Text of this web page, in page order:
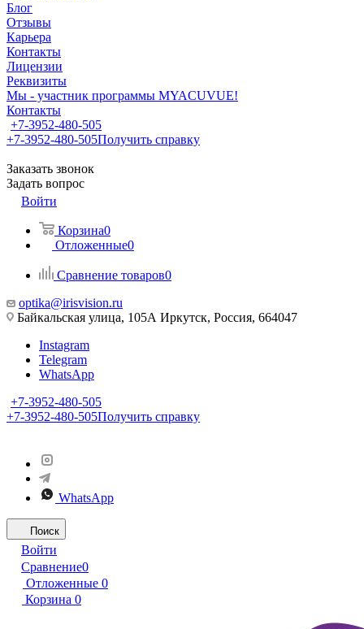
Блог
Отзывы
Карьера
Контакты
Лицензии
Реквизиты
Мы - участник программы MYACUVUE!
Контакты
+7-3952-480-505
+7-3952-480-505Получить справку
Заказать звонок
Задать вопрос
Войти
Корзина0
Отложенные0
Сравнение товаров0
optika@irisvision.ru
Байкальская улица, 105А Иркутск, Россия, 664047
Instagram
Telegram
WhatsApp
+7-3952-480-505
+7-3952-480-505Получить справку
WhatsApp
Поиск
Войти
Сравнение0
Отложенные 0
Корзина 0